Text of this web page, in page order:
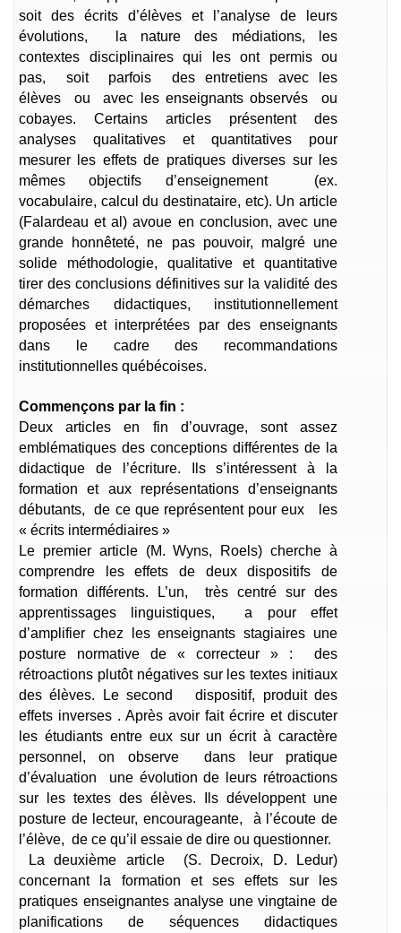
soit des écrits d’élèves et l’analyse de leurs
évolutions, la nature des médiations, les
contextes disciplinaires qui les ont permis ou
pas, soit parfois des entretiens avec les
élèves ou avec les enseignants observés ou
cobayes. Certains articles présentent des
analyses qualitatives et quantitatives pour
mesurer les effets de pratiques diverses sur les
mêmes objectifs d’enseignement (ex.
vocabulaire, calcul du destinataire, etc). Un article
(Falardeau et al) avoue en conclusion, avec une
grande honnêteté, ne pas pouvoir, malgré une
solide méthodologie, qualitative et quantitative
tirer des conclusions définitives sur la validité des
démarches didactiques, institutionnellement
proposées et interprétées par des enseignants
dans le cadre des recommandations
institutionnelles québécoises.
Commençons par la fin :
Deux articles en fin d’ouvrage, sont assez
emblématiques des conceptions différentes de la
didactique de l’écriture. Ils s’intéressent à la
formation et aux représentations d’enseignants
débutants, de ce que représentent pour eux les
« écrits intermédiaires »
Le premier article (M. Wyns, Roels) cherche à
comprendre les effets de deux dispositifs de
formation différents. L’un, très centré sur des
apprentissages linguistiques, a pour effet
d’amplifier chez les enseignants stagiaires une
posture normative de « correcteur » : des
rétroactions plutôt négatives sur les textes initiaux
des élèves. Le second dispositif, produit des
effets inverses . Après avoir fait écrire et discuter
les étudiants entre eux sur un écrit à caractère
personnel, on observe dans leur pratique
d’évaluation une évolution de leurs rétroactions
sur les textes des élèves. Ils développent une
posture de lecteur, encourageante, à l’écoute de
l’élève, de ce qu’il essaie de dire ou questionner.
La deuxième article (S. Decroix, D. Ledur)
concernant la formation et ses effets sur les
pratiques enseignantes analyse une vingtaine de
planifications de séquences didactiques